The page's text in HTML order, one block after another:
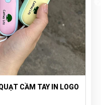
CẦM TAY IN LOGO